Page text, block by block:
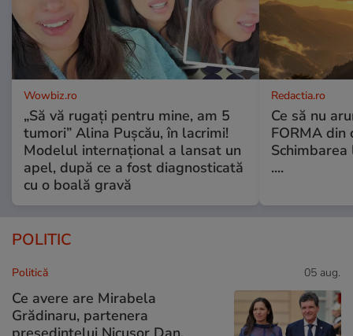
Wowbiz.ro
„Să vă rugați pentru mine, am 5
tumori” Alina Pușcău, în lacrimi!
Modelul internațional a lansat un
apel, după ce a fost diagnosticată
cu o boală gravă
Redactia.ro
Ce să nu
FORMA din
Schimbarea
....
POLITIC
Politică 05 aug.
Ce avere are Mirabela
Grădinaru, partenera